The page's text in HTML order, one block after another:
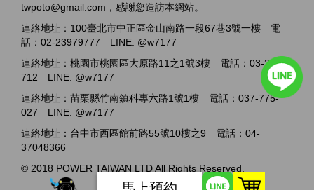
twpoto@gmail.com，感謝您造訪本網站。
連絡地址：100臺北市中正區金山南路一段67巷3號一樓 電
話：02-23979777 LINE: @w7177
連絡地址：桃園市桃園區大原路11之1號3樓 電話：03-2717-
712 LINE: @w7177
連絡地址：苗栗縣竹南鎮科專六路1號1樓 電話：037-775-
027 LINE: @w7177
連絡地址：台中市西區館前路55號10樓之9 電話：04-
37048366
© 2018 POWER TAIWAN LTD All Rights Reserved.